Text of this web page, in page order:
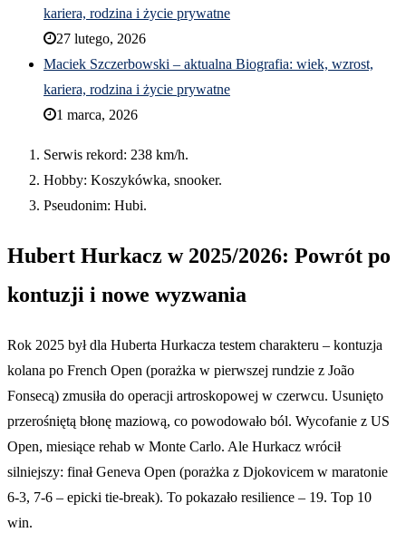
kariera, rodzina i życie prywatne
27 lutego, 2026
Maciek Szczerbowski – aktualna Biografia: wiek, wzrost,
kariera, rodzina i życie prywatne
1 marca, 2026
Serwis rekord: 238 km/h.
Hobby: Koszykówka, snooker.
Pseudonim: Hubi.
Hubert Hurkacz w 2025/2026: Powrót po
kontuzji i nowe wyzwania
Rok 2025 był dla Huberta Hurkacza testem charakteru – kontuzja
kolana po French Open (porażka w pierwszej rundzie z João
Fonsecą) zmusiła do operacji artroskopowej w czerwcu. Usunięto
przerośniętą błonę maziową, co powodowało ból. Wycofanie z US
Open, miesiące rehab w Monte Carlo. Ale Hurkacz wrócił
silniejszy: finał Geneva Open (porażka z Djokovicem w maratonie
6-3, 7-6 – epicki tie-break). To pokazało resilience – 19. Top 10
win.